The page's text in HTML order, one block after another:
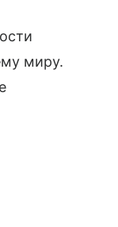
миру.